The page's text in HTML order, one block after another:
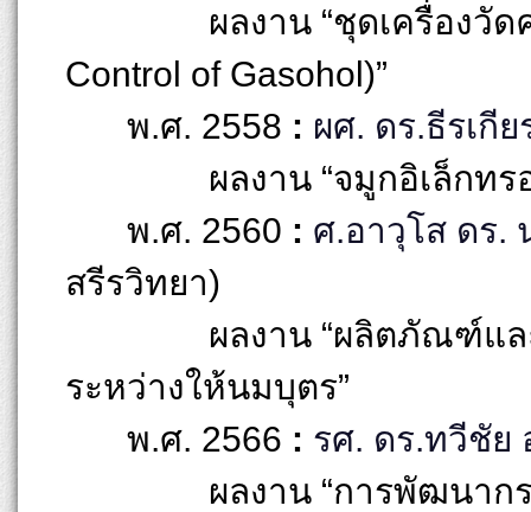
ผลงาน “ชุดเครื่องวั
Control of Gasohol)”
พ.ศ. 2558 : ผศ. ดร.ธีรเกี
ผลงาน “จมูกอิเล็กท
พ.ศ. 2560 : ศ.อาวุโส ดร.
สรีรวิทยา)
ผลงาน “ผลิตภัณฑ์แ
ระหว่างให้นมบุตร”
พ.ศ. 2566 : รศ. ดร.ทวีชัย
ผลงาน “การพัฒนาก